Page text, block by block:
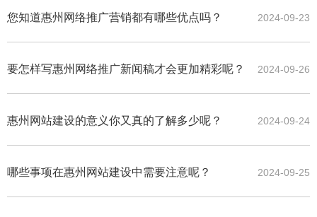
2024-09-23
您知道惠州网络推广营销都有哪些优点吗？
2024-09-26
要怎样写惠州网络推广新闻稿才会更加精彩呢？
2024-09-24
惠州网站建设的意义你又真的了解多少呢？
2024-09-25
哪些事项在惠州网站建设中需要注意呢？